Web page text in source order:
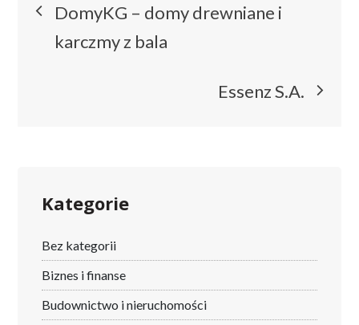
wpisu
DomyKG – domy drewniane i
karczmy z bala
Essenz S.A.
Kategorie
Bez kategorii
Biznes i finanse
Budownictwo i nieruchomości